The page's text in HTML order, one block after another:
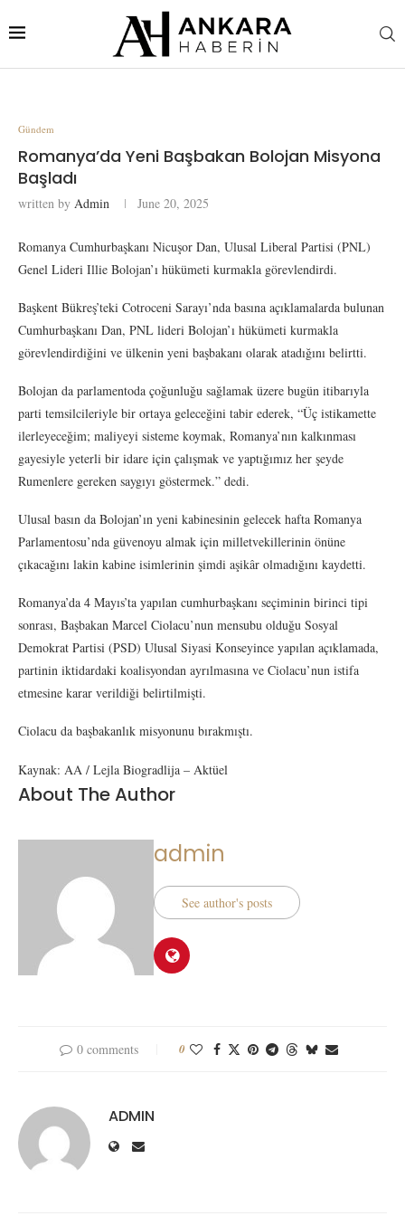
Gündem
Romanya’da Yeni Başbakan Bolojan Misyona
Başladı
written by Admin June 20, 2025
Romanya Cumhurbaşkanı Nicuşor Dan, Ulusal Liberal Partisi (PNL)
Genel Lideri Illie Bolojan’ı hükümeti kurmakla görevlendirdi.
Başkent Bükreş’teki Cotroceni Sarayı’nda basına açıklamalarda bulunan
Cumhurbaşkanı Dan, PNL lideri Bolojan’ı hükümeti kurmakla
görevlendirdiğini ve ülkenin yeni başbakanı olarak atadığını belirtti.
Bolojan da parlamentoda çoğunluğu sağlamak üzere bugün itibarıyla
parti temsilcileriyle bir ortaya geleceğini tabir ederek, “Üç istikamette
ilerleyeceğim; maliyeyi sisteme koymak, Romanya’nın kalkınması
gayesiyle yeterli bir idare için çalışmak ve yaptığımız her şeyde
Rumenlere gereken saygıyı göstermek.” dedi.
Ulusal basın da Bolojan’ın yeni kabinesinin gelecek hafta Romanya
Parlamentosu’nda güvenoyu almak için milletvekillerinin önüne
çıkacağını lakin kabine isimlerinin şimdi aşikâr olmadığını kaydetti.
Romanya’da 4 Mayıs’ta yapılan cumhurbaşkanı seçiminin birinci tipi
sonrası, Başbakan Marcel Ciolacu’nun mensubu olduğu Sosyal
Demokrat Partisi (PSD) Ulusal Siyasi Konseyince yapılan açıklamada,
partinin iktidardaki koalisyondan ayrılmasına ve Ciolacu’nun istifa
etmesine karar verildiği belirtilmişti.
Ciolacu da başbakanlık misyonunu bırakmıştı.
Kaynak: AA / Lejla Biogradlija – Aktüel
About The Author
admin
See author's posts
0 comments 0
ADMIN